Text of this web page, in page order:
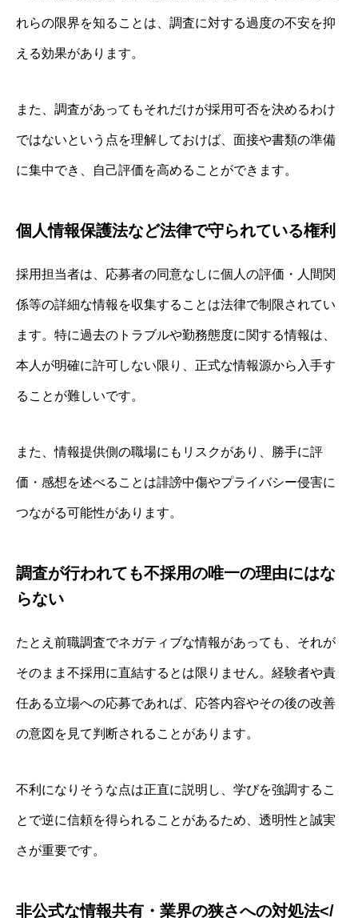
れらの限界を知ることは、調査に対する過度の不安を抑
える効果があります。
また、調査があってもそれだけが採用可否を決めるわけ
ではないという点を理解しておけば、面接や書類の準備
に集中でき、自己評価を高めることができます。
個人情報保護法など法律で守られている権利
採用担当者は、応募者の同意なしに個人の評価・人間関
係等の詳細な情報を収集することは法律で制限されてい
ます。特に過去のトラブルや勤務態度に関する情報は、
本人が明確に許可しない限り、正式な情報源から入手す
ることが難しいです。
また、情報提供側の職場にもリスクがあり、勝手に評
価・感想を述べることは誹謗中傷やプライバシー侵害に
つながる可能性があります。
調査が行われても不採用の唯一の理由にはな
らない
たとえ前職調査でネガティブな情報があっても、それが
そのまま不採用に直結するとは限りません。経験者や責
任ある立場への応募であれば、応答内容やその後の改善
の意図を見て判断されることがあります。
不利になりそうな点は正直に説明し、学びを強調するこ
とで逆に信頼を得られることがあるため、透明性と誠実
さが重要です。
非公式な情報共有・業界の狭さへの対処法</